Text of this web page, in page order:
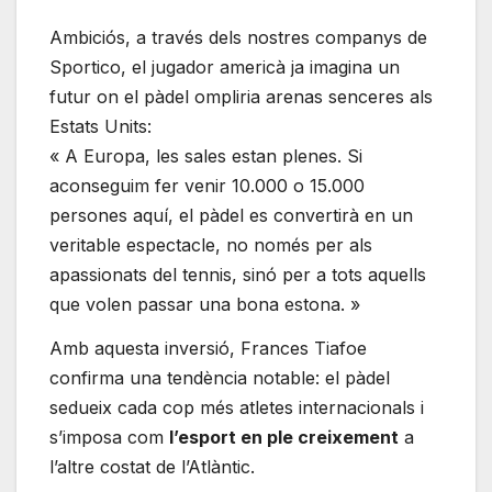
Ambiciós, a través dels nostres companys de
Sportico, el jugador americà ja imagina un
futur on el pàdel ompliria arenas senceres als
Estats Units:
« A Europa, les sales estan plenes. Si
aconseguim fer venir 10.000 o 15.000
persones aquí, el pàdel es convertirà en un
veritable espectacle, no només per als
apassionats del tennis, sinó per a tots aquells
que volen passar una bona estona. »
Amb aquesta inversió, Frances Tiafoe
confirma una tendència notable: el pàdel
sedueix cada cop més atletes internacionals i
s’imposa com l’esport en ple creixement a
l’altre costat de l’Atlàntic.